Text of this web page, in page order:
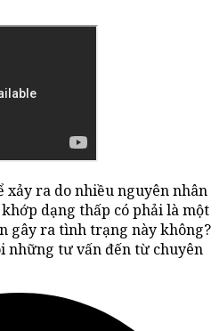
xảy ra do nhiều nguyên nhân
dạng thấp có phải là một
gây ra tình trạng này không?
những tư vấn đến từ chuyên